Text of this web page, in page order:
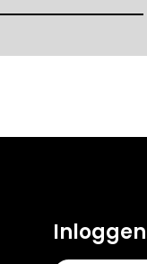
Inloggen